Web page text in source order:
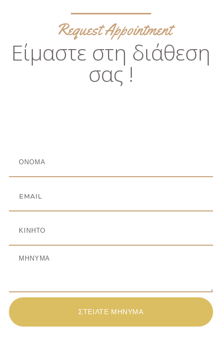
Request Appointment
Είμαστε στη διάθεση
σας !
ΣΤΕΙΛΤΕ ΜΗΝΥΜΑ